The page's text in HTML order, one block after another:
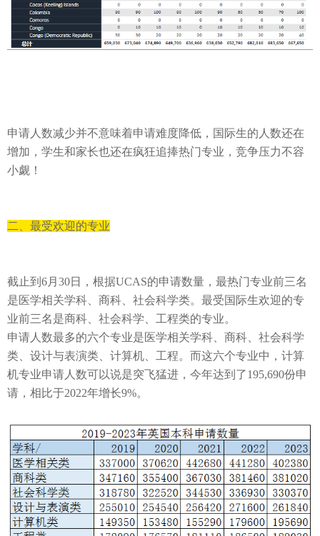
申请人数减少并不意味着申请难度降低，国际生的人数还在
增加，学生和家长也还在疯狂追捧热门专业，竞争压力不容
小觑！
二、最受欢迎的专业
截止到 6月 30日， 根据UCAS的申请数量， 最热门专业前三名
是医学相关学科、商科、社会科学类。最受国际生欢迎的专
业前三名是商科 、社会科学 工程类的专业。
申请人数最多的六个专业是医学相关学科、商科、社会科学
类、设计与表演类、计算机、工程。而这六个专业中，计算
机专业申请人数可以说是突飞猛进，今年达到了195,690份申
请， 相比于2022年增长9%。